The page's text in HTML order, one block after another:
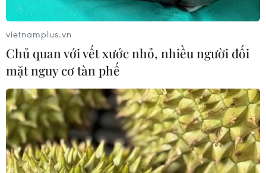
chương trình chiếu phim mùa Hè ở
Berlin
10/08/2026 02:28
Pháp bắt giữ 4 nghi phạm trộm đồng
hồ đắt tiền của du khách tại Saint-
Tropez
10/08/2026 01:09
Đan Mạch: Xả súng tại Holbaek,
vietnamplus.vn
Chủ quan với vết xước nhỏ, nhiều người đối
mặt nguy cơ tàn phế